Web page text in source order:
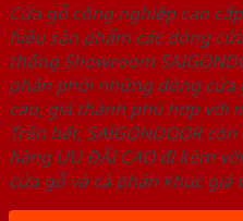
Cửa gỗ công nghiệp cao
hiệu sản phẩm các dòng
thống Showroom
phân phối những dòng
cao, giá thành phù hợp với
Trên hết, SAIGONDOOR
hàng ƯU ĐÃI CAO đi kèm
cửa gỗ và cả phân khúc giá